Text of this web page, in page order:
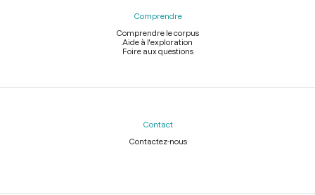
Comprendre
Comprendre le corpus
Aide à l'exploration
Foire aux questions
Contact
Contactez-nous
Légal